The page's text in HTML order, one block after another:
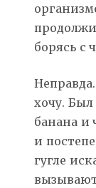
борясь с
хочу.
банана и
и
гугле